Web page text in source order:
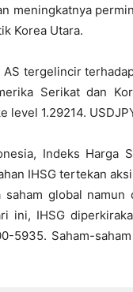
meningkatnya
Korea Utara.
AS tergelincir
Serikat dan
level 1.29214.
Indeks Harga
IHSG tertekan
global
ini, IHSG
5935. Saham-